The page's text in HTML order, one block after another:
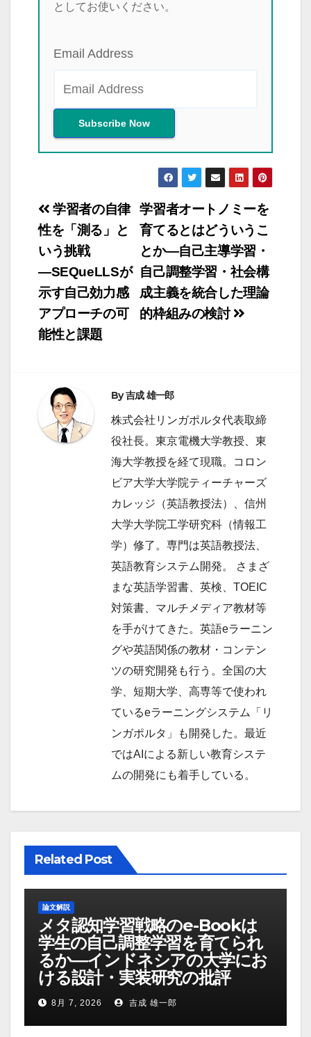
としてお使いください。
Email Address
投
稿
ナ
ビ
ゲ
ー
ョ
ン
学習者オートノミーを
育てるとはどういうこ
とか―自己主導学習・
自己調整学習・社会構
成主義を統合した理論
的枠組みの検討
学習者の自律
性を「測る」と
いう挑戦
―SEQueLLSが
示す自己効力感
アプローチの可
能性と課題
By吉成 雄一郎
株式会社リンガポルタ代表取締
役社長。東京電機大学教授、東
海大学教授を経て現職。コロン
ビア大学大学院ティーチャーズ
カレッジ（英語教授法）、信州
大学大学院工学研究科（情報工
学）修了。専門は英語教授法、
英語教育システム開発。 さまざ
まな英語学習書、英検、TOEIC
対策書、マルチメディア教材等
を手がけてきた。英語eラーニン
グや英語関係の教材・コンテン
ツの研究開発も行う。全国の大
学、短期大学、高専等で使われ
ているeラーニングシステム「リ
ンガポルタ」も開発した。最近
ではAIによる新しい教育システ
ムの開発にも着手している。
Related Post
論文解説
メタ認知学習戦略のe-Bookは
学生の自己調整学習を育てられ
るか―インドネシアの大学にお
ける設計・実装研究の批評
8月 7, 2026 吉成 雄一郎